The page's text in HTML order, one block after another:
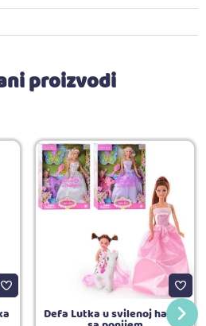
proizvodi
Defa Lutka u svilenoj haljini